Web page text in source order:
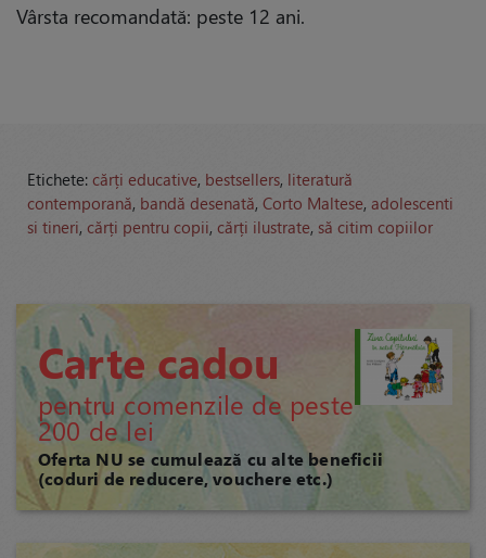
Vârsta recomandată: peste 12 ani.
Etichete: cărți educative, bestsellers, literatură
contemporană, bandă desenată, Corto Maltese, adolescenti
si tineri, cărți pentru copii, cărți ilustrate, să citim copiilor
Carte cadou
pentru comenzile de peste
200 de lei
Oferta NU se cumulează cu alte beneficii
(coduri de reducere, vouchere etc.)